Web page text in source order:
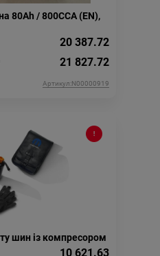
80Ah / 800CCA (EN),
20 387.72
21 827.72
Артикул:N00000919
шин із компресором
10 621.63